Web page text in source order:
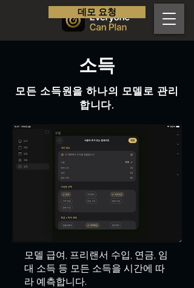
데모 요청
소득
모든 소득원을 하나의 모델로 관리
합니다.
모델 급여, 프리랜서 수입, 연금, 임
대 소득 등 모든 소득을 시간에 따
라 예측합니다.